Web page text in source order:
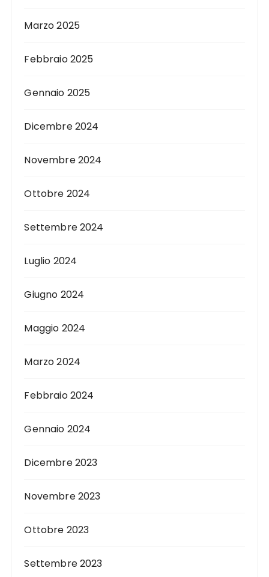
Marzo 2025
Febbraio 2025
Gennaio 2025
Dicembre 2024
Novembre 2024
Ottobre 2024
Settembre 2024
Luglio 2024
Giugno 2024
Maggio 2024
Marzo 2024
Febbraio 2024
Gennaio 2024
Dicembre 2023
Novembre 2023
Ottobre 2023
Settembre 2023